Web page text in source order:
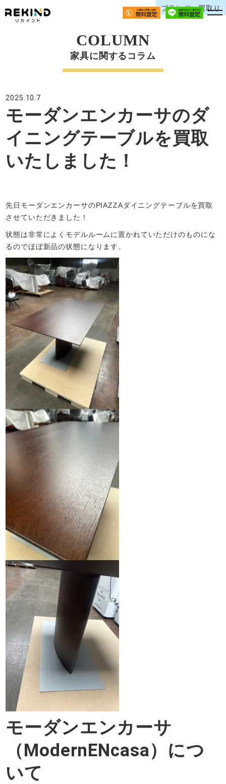
COLUMN
家具に関するコラム
2025.10.7
モーダンエンカーサのダ
イニングテーブルを買取
いたしました！
ブランド、買取り
先日モーダンエンカーサのPIAZZAダイニングテーブルを買取
させていただきました！
状態は非常によくモデルルームに置かれていただけのものにな
るのでほぼ新品の状態になります。
モーダンエンカーサ
（ModernENcasa）につ
いて